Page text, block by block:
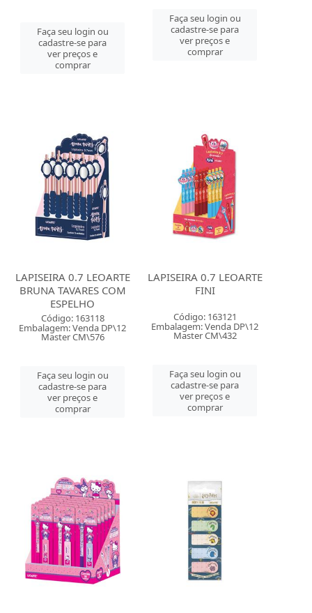
Faça seu login ou
cadastre-se para
ver preços e
comprar
Faça seu login ou
cadastre-se para
ver preços e
comprar
LAPISEIRA 0.7 LEOARTE
BRUNA TAVARES COM
ESPELHO
Código: 163118
Embalagem: Venda DP\12
Master CM\576
Faça seu login ou
cadastre-se para
ver preços e
comprar
LAPISEIRA 0.7 LEOARTE
FINI
Código: 163121
Embalagem: Venda DP\12
Master CM\432
Faça seu login ou
cadastre-se para
ver preços e
comprar